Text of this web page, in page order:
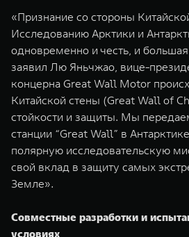
«Признание со стороны
Исследованию Арктики и
одновременно и честь, и большая
заявил Лю Яньчжао, вице-
концерна Great Wall Motor
Китайской стены (Great Wall of
стойкости и защиты. Мы
станции “Great Wall” в
полярную исследовательскую
свой вклад в защиту самых
Земле».
Совместные разработки и
условиях